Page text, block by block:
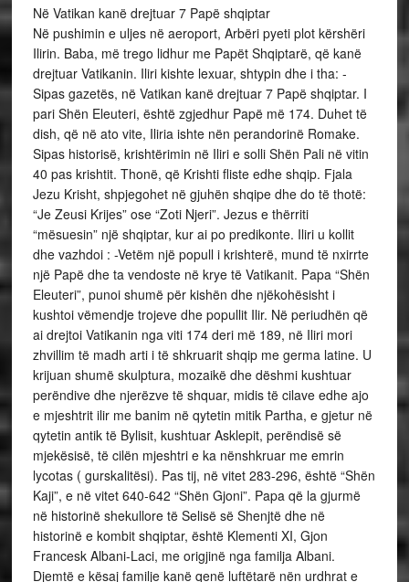
Në Vatikan kanë drejtuar 7 Papë shqiptar
Në pushimin e uljes në aeroport, Arbëri pyeti plot kërshëri
Ilirin. Baba, më trego lidhur me Papët Shqiptarë, që kanë
drejtuar Vatikanin. Iliri kishte lexuar, shtypin dhe i tha: -
Sipas gazetës, në Vatikan kanë drejtuar 7 Papë shqiptar. I
pari Shën Eleuteri, është zgjedhur Papë më 174. Duhet të
dish, që në ato vite, Iliria ishte nën perandorinë Romake.
Sipas historisë, krishtërimin në Iliri e solli Shën Pali në vitin
40 pas krishtit. Thonë, që Krishti fliste edhe shqip. Fjala
Jezu Krisht, shpjegohet në gjuhën shqipe dhe do të thotë:
“Je Zeusi Krijes” ose “Zoti Njeri”. Jezus e thërriti
“mësuesin” një shqiptar, kur ai po predikonte. Iliri u kollit
dhe vazhdoi : -Vetëm një popull i krishterë, mund të nxirrte
një Papë dhe ta vendoste në krye të Vatikanit. Papa “Shën
Eleuteri”, punoi shumë për kishën dhe njëkohësisht i
kushtoi vëmendje trojeve dhe popullit Ilir. Në periudhën që
ai drejtoi Vatikanin nga viti 174 deri më 189, në Iliri mori
zhvillim të madh arti i të shkruarit shqip me germa latine. U
krijuan shumë skulptura, mozaikë dhe dëshmi kushtuar
perëndive dhe njerëzve të shquar, midis të cilave edhe ajo
e mjeshtrit ilir me banim në qytetin mitik Partha, e gjetur në
qytetin antik të Bylisit, kushtuar Asklepit, perëndisë së
mjekësisë, të cilën mjeshtri e ka nënshkruar me emrin
lycotas ( gurskalitësi). Pas tij, në vitet 283-296, është “Shën
Kaji”, e në vitet 640-642 “Shën Gjoni”. Papa që la gjurmë
në historinë shekullore të Selisë së Shenjtë dhe në
historinë e kombit shqiptar, është Klementi XI, Gjon
Francesk Albani-Laci, me origjinë nga familja Albani.
Djemtë e kësaj familje kanë qenë luftëtarë nën urdhrat e